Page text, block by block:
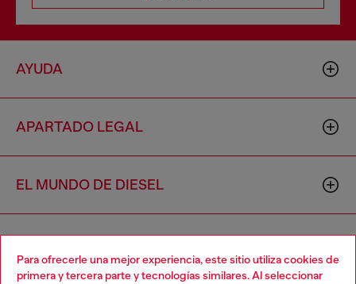
Para ofrecerle una mejor experiencia, este sitio utiliza cookies de
primera y tercera parte y tecnologías similares. Al seleccionar
AYUDA
APARTADO LEGAL
EL MUNDO DE DIESEL